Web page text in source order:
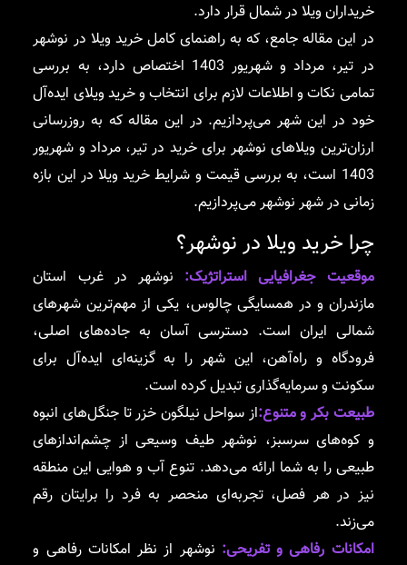
خریداران ویلا در شمال قرار دارد.
در این مقاله جامع، که به راهنمای کامل خرید ویلا در نوشهر
در تیر، مرداد و شهریور 1403 اختصاص دارد، به بررسی
تمامی نکات و اطلاعات لازم برای انتخاب و خرید ویلای ایده‌آل
خود در این شهر می‌پردازیم. در این مقاله که به روزرسانی
ارزان‌ترین ویلاهای نوشهر برای خرید در تیر، مرداد و شهریور
1403 است، به بررسی قیمت و شرایط خرید ویلا در این بازه
زمانی در شهر نوشهر می‌پردازیم.
چرا خرید ویلا در نوشهر؟
موقعیت جغرافیایی استراتژیک: نوشهر در غرب استان
مازندران و در همسایگی چالوس، یکی از مهم‌ترین شهرهای
شمالی ایران است. دسترسی آسان به جاده‌های اصلی،
فرودگاه و راه‌آهن، این شهر را به گزینه‌ای ایده‌آل برای
سکونت و سرمایه‌گذاری تبدیل کرده است.
طبیعت بکر و متنوع:از سواحل نیلگون خزر تا جنگل‌های انبوه
و کوه‌های سرسبز، نوشهر طیف وسیعی از چشم‌اندازهای
طبیعی را به شما ارائه می‌دهد. تنوع آب و هوایی این منطقه
نیز در هر فصل، تجربه‌ای منحصر به فرد را برایتان رقم
می‌زند.
امکانات رفاهی و تفریحی: نوشهر از نظر امکانات رفاهی و